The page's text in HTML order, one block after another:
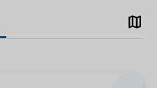
map